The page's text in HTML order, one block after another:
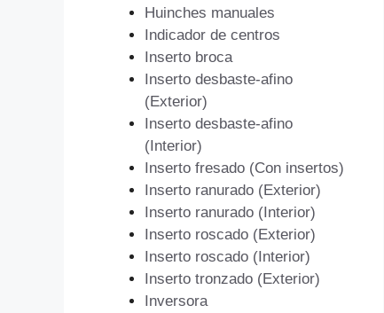
Huinches manuales
Indicador de centros
Inserto broca
Inserto desbaste-afino
(Exterior)
Inserto desbaste-afino
(Interior)
Inserto fresado (Con insertos)
Inserto ranurado (Exterior)
Inserto ranurado (Interior)
Inserto roscado (Exterior)
Inserto roscado (Interior)
Inserto tronzado (Exterior)
Inversora